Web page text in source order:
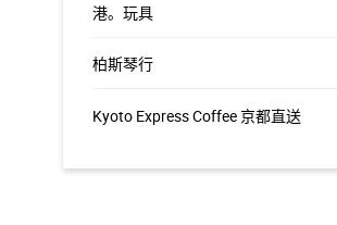
港。玩具
柏斯琴行
Kyoto Express Coffee 京都直送